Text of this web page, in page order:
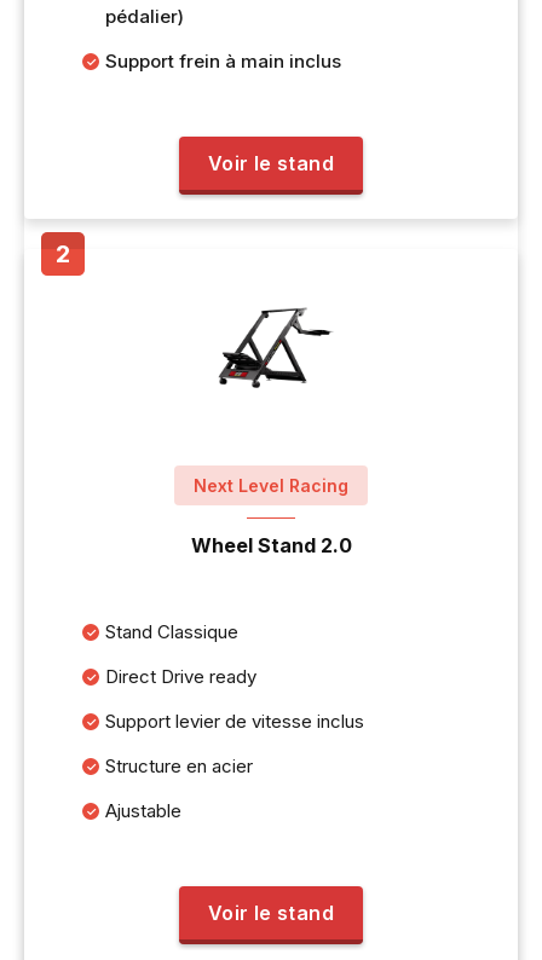
pédalier)
Support frein à main inclus
Voir le stand
Next Level Racing
Wheel Stand 2.0
Stand Classique
Direct Drive ready
Support levier de vitesse inclus
Structure en acier
Ajustable
Voir le stand